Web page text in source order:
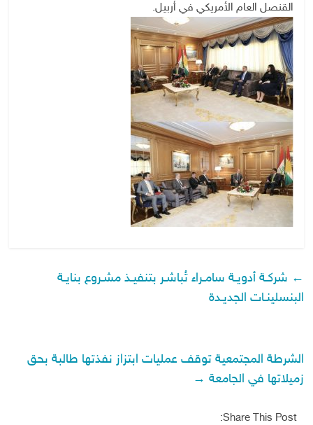
القنصل العام الأمريكي في أربيل.
← شركـة أدويـة سامـراء تُباشـر بتنفيـذ مشـروع بنايـة
البنسلينـات الجديـدة
الشرطة المجتمعية توقف عمليات ابتزاز نفذتها طالبة بحق
زميلاتها في الجامعة →
Share This Post: